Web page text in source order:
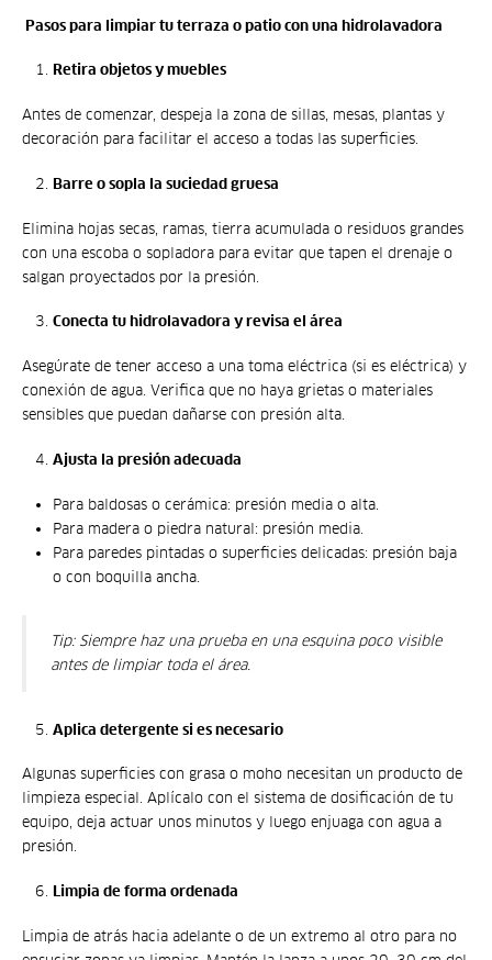
️ Pasos para limpiar tu terraza o patio con una hidrolavadora
Retira objetos y muebles
Antes de comenzar, despeja la zona de sillas, mesas, plantas y
decoración para facilitar el acceso a todas las superficies.
Barre o sopla la suciedad gruesa
Elimina hojas secas, ramas, tierra acumulada o residuos grandes
con una escoba o sopladora para evitar que tapen el drenaje o
salgan proyectados por la presión.
Conecta tu hidrolavadora y revisa el área
Asegúrate de tener acceso a una toma eléctrica (si es eléctrica) y
conexión de agua. Verifica que no haya grietas o materiales
sensibles que puedan dañarse con presión alta.
Ajusta la presión adecuada
Para baldosas o cerámica: presión media o alta.
Para madera o piedra natural: presión media.
Para paredes pintadas o superficies delicadas: presión baja
o con boquilla ancha.
Tip:Siempre haz una prueba en una esquina poco visible
antes de limpiar toda el área.
Aplica detergente si es necesario
Algunas superficies con grasa o moho necesitan un producto de
limpieza especial. Aplícalo con el sistema de dosificación de tu
equipo, deja actuar unos minutos y luego enjuaga con agua a
presión.
Limpia de forma ordenada
Limpia de atrás hacia adelante o de un extremo al otro para no